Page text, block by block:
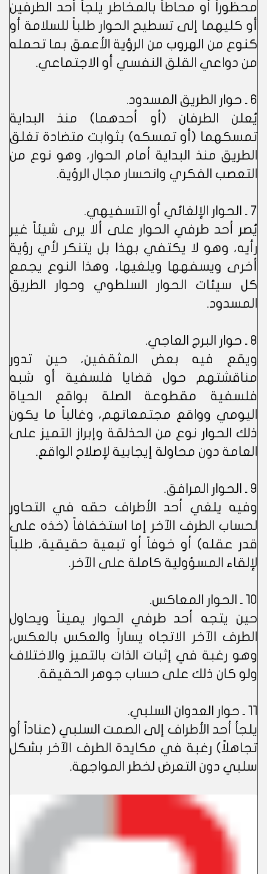
محظوراً أو محاطاً بالمخاطر يلجأ أحد الطرفين
أو كليهما إلى تسطيح الحوار طلباً للسلامة أو
كنوع من الهروب من الرؤية الأعمق بما تحمله
من دواعي القلق النفسي أو الاجتماعي.
6 ـ حوار الطريق المسدود.
يُعلن الطرفان (أو أحدهما) منذ البداية
تمسكهما (أو تمسكه) بثوابت متضادة تغلق
الطريق منذ البداية أمام الحوار، وهو نوع من
التعصب الفكري وانحسار مجال الرؤية.
7 ـ الحوار الإلغائي أو التسفيهي.
يُصر أحد طرفي الحوار على ألا يرى شيئاً غير
رأيه، وهو لا يكتفي بهذا بل يتنكر لأي رؤية
أخرى ويسفهها ويلغيها، وهذا النوع يجمع
كل سيئات الحوار السلطوي وحوار الطريق
المسدود.
8 ـ حوار البرج العاجي.
ويقع فيه بعض المثقفين، حين تدور
مناقشتهم حول قضايا فلسفية أو شبه
فلسفية مقطوعة الصلة بواقع الحياة
اليومي وواقع مجتمعاتهم، وغالباً ما يكون
ذلك الحوار نوع من الحذلقة وإبراز التميز على
العامة دون محاولة إيجابية لإصلاح الواقع.
9 ـ الحوار المرافق.
وفيه يلغي أحد الأطراف حقه في التحاور
لحساب الطرف الآخر إما استخفافاً (خذه على
قدر عقله) أو خوفاً أو تبعية حقيقية، طلباً
لإلقاء المسؤولية كاملة على الآخر.
10 ـ الحوار المعاكس.
حين يتجه أحد طرفي الحوار يميناً ويحاول
الطرف الآخر الاتجاه يساراً والعكس بالعكس،
وهو رغبة في إثبات الذات بالتميز والاختلاف
ولو كان ذلك على حساب جوهر الحقيقة.
11 ـ حوار العدوان السلبي.
يلجأ أحد الأطراف إلى الصمت السلبي (عناداً أو
تجاهلاً) رغبة في مكايدة الطرف الآخر بشكل
سلبي دون التعرض لخطر المواجهة.